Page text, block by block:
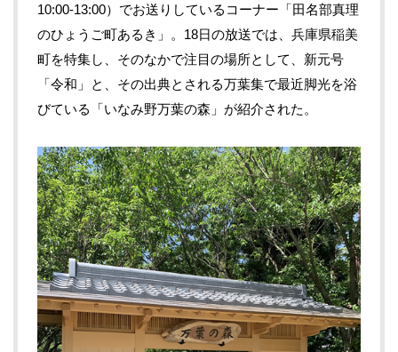
10:00-13:00）でお送りしているコーナー「田名部真理
のひょうご町あるき」。18日の放送では、兵庫県稲美
町を特集し、そのなかで注目の場所として、新元号
「令和」と、その出典とされる万葉集で最近脚光を浴
びている「いなみ野万葉の森」が紹介された。